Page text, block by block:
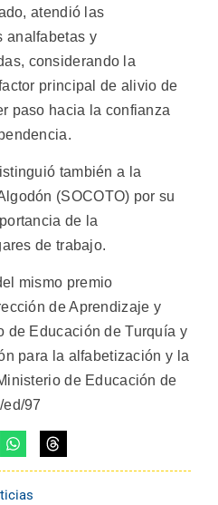
atendió las
analfabetas y
considerando la
principal de alivio de
paso hacia la confianza
también a la
(SOCOTO) por su
de la
de trabajo.
mismo premio
de Aprendizaje y
de Educación de Turquía y
para la alfabetización y la
de Educación de
97